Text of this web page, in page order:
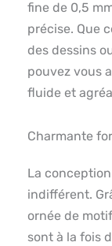
fine de 0,5
précise. Que
des dessins
pouvez vous
fluide et
Charmante
La
indifférent.
ornée de
sont à la fois